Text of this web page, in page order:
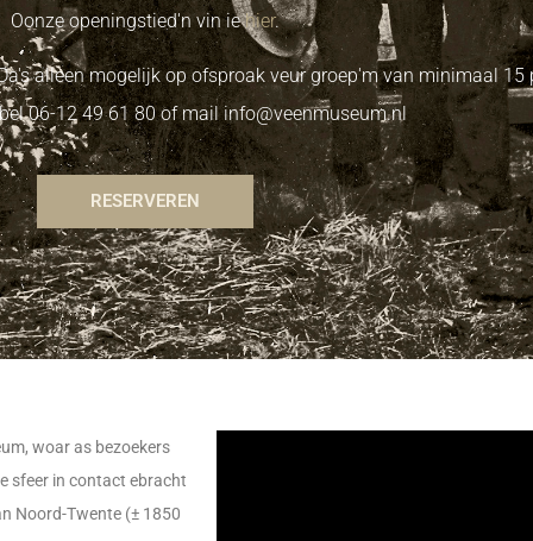
Oonze openingstied'n vin iehier.
alleen mogelijk op ofsproak veur groep'm van minimaal 15
06-12 49 61 80 of mail info@veenmuseum.nl
RESERVEREN
woar as bezoekers
sfeer in contact ebracht
Noord-Twente (± 1850